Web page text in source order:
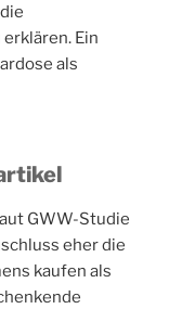
Ein
als
GWW-Studie
eher die
kaufen als